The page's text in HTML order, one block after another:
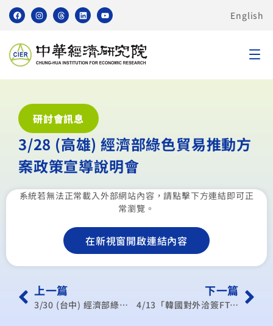
English
研討會訊息
3/28 (高雄) 經濟部綠色貿易推動方
案政策宣導說明會
系統若無法正常載入外部網站內容，請點擊下方連結即可正
常瀏覽。
在新視窗開啟連結內容
上一篇
3/30 (台中) 經濟部綠色貿易推動方案政策宣導說明會
下一篇
4/13「韓國對外洽簽FTA之策略、決策程序及在東亞地區洽簽FTA之進展情形」專題演講